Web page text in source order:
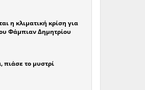
η κλιματική κρίση για
Φάμπιαν Δημητρίου
πιάσε το μυστρί